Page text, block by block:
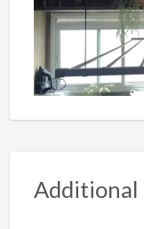
Additional